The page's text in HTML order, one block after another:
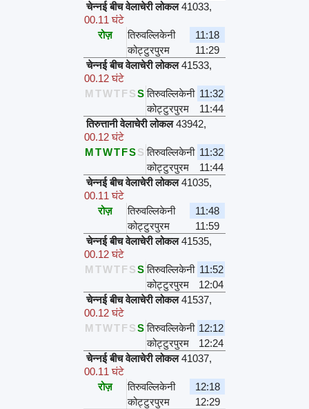
चेन्नई बीच वेलाचेरी लोकल 41033,
00.11 घंटे
रोज़
तिरुवल्लिकेनी
11:18
कोट्टुरपुरम
11:29
चेन्नई बीच वेलाचेरी लोकल 41533,
00.12 घंटे
M TWTFSS तिरुवल्लिकेनी 11:32
कोट्टुरपुरम
11:44
तिरुत्तानी वेलाचेरी लोकल 43942,
00.12 घंटे
MTWTFSS तिरुवल्लिकेनी 11:32
कोट्टुरपुरम
11:44
चेन्नई बीच वेलाचेरी लोकल 41035,
00.11 घंटे
रोज़
तिरुवल्लिकेनी
11:48
कोट्टुरपुरम
11:59
चेन्नई बीच वेलाचेरी लोकल 41535,
00.12 घंटे
M TWTFSS तिरुवल्लिकेनी 11:52
कोट्टुरपुरम
12:04
चेन्नई बीच वेलाचेरी लोकल 41537,
00.12 घंटे
M TWTFSS तिरुवल्लिकेनी 12:12
कोट्टुरपुरम
12:24
चेन्नई बीच वेलाचेरी लोकल 41037,
00.11 घंटे
रोज़
तिरुवल्लिकेनी
12:18
कोट्टुरपुरम
12:29